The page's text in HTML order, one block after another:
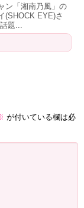
ン「湘南乃風」の
(SHOCK EYE)さ
題...
が付いている欄は必